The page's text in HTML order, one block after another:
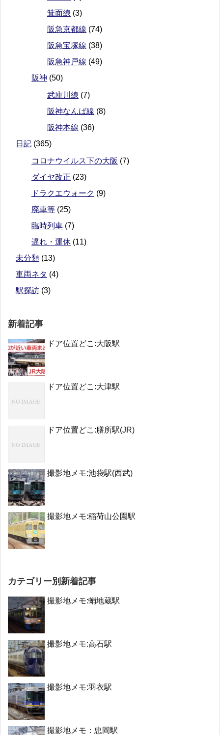
箕面線 (3)
阪急京都線 (74)
阪急宝塚線 (38)
阪急神戸線 (49)
阪神 (50)
武庫川線 (7)
阪神なんば線 (8)
阪神本線 (36)
日記 (365)
コロナウイルス下の大阪 (7)
ダイヤ改正 (23)
ドラクエウォーク (9)
廃車等 (25)
臨時列車 (7)
遅れ・運休 (11)
未分類 (13)
車両ネタ (4)
駅探訪 (3)
新着記事
ドア位置どこ:大阪駅
ドア位置どこ:大津駅
ドア位置どこ:膳所駅(JR)
撮影地メモ:池袋駅(西武)
撮影地メモ:稲荷山公園駅
カテゴリー別新着記事
撮影地メモ:蛸地蔵駅
撮影地メモ:高石駅
撮影地メモ:羽衣駅
撮影地メモ：忠岡駅